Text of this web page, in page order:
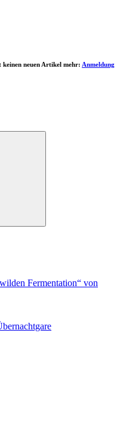
keinen neuen Artikel mehr: Anmeldung
Fermentation“ von